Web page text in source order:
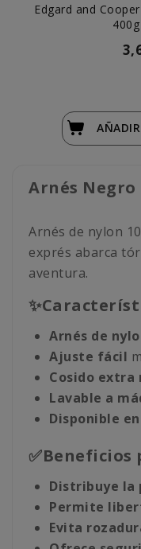
Edgard and
AÑADIR
Arnés
Arnés de nylon
exprés abarca
aventura.
Arnés de
Ajuste fácil
Cosido extra
Lavable a
Disponible
✅Beneficios
Distribuye la
Permite
Evita